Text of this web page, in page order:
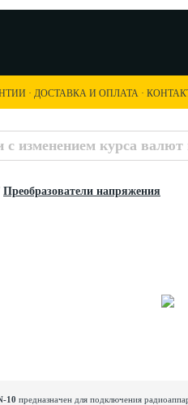
· ДОСТАВКА И ОПЛАТА ·
с изменением курса
Преобразователи напряжения
10 предназначен для подключения